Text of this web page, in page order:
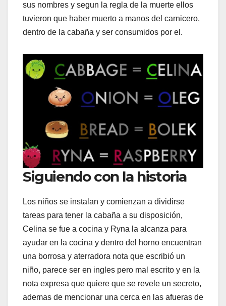
sus nombres y segun la regla de la muerte ellos
tuvieron que haber muerto a manos del carnicero,
dentro de la cabaña y ser consumidos por el.
Siguiendo con la historia
Los niños se instalan y comienzan a dividirse
tareas para tener la cabaña a su disposición,
Celina se fue a cocina y Ryna la alcanza para
ayudar en la cocina y dentro del horno encuentran
una borrosa y aterradora nota que escribió un
niño, parece ser en ingles pero mal escrito y en la
nota expresa que quiere que se revele un secreto,
ademas de mencionar una cerca en las afueras de